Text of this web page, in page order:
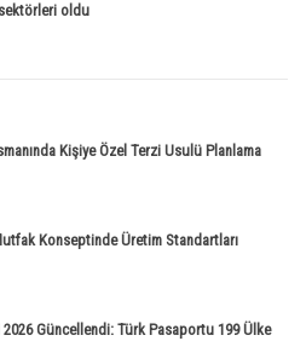
oldu
Kişiye Özel Terzi Usulü Planlama
Konseptinde Üretim Standartları
Güncellendi: Türk Pasaportu 199 Ülke